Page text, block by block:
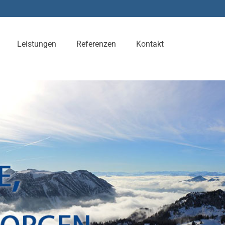
Leistungen Referenzen Kontakt